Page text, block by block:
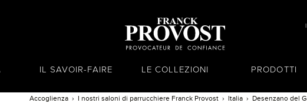
Accoglienza I nostri saloni di parrucchiere Franck Provost Italia Desenzano del
IL SAVOIR-FAIRE LE COLLEZIONI PRODOTTI